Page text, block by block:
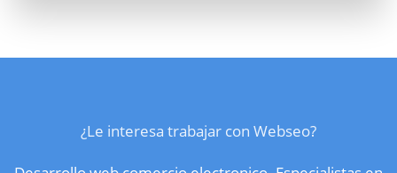
¿Le interesa trabajar con Webseo?